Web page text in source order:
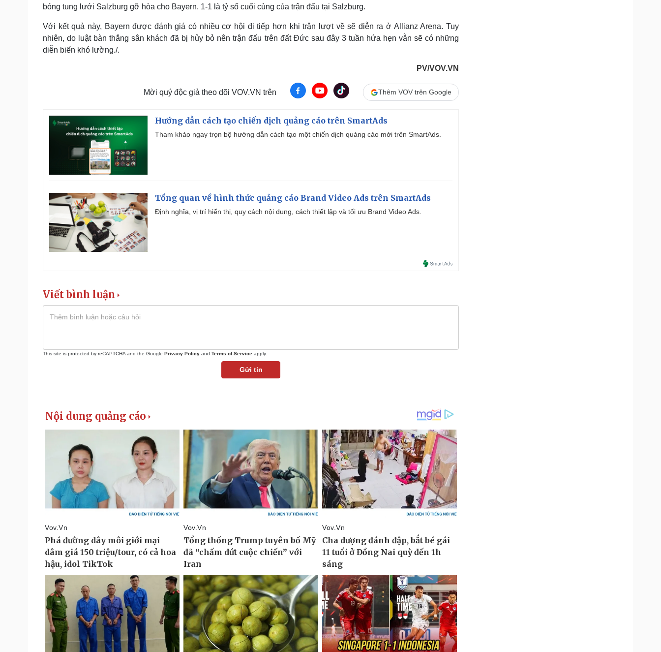
bóng tung lưới Salzburg gỡ hòa cho Bayern. 1-1 là tỷ số cuối cùng của trận đấu tại Salzburg.
Với kết quả này, Bayern được đánh giá có nhiều cơ hội đi tiếp hơn khi trận lượt về sẽ diễn ra ở Allianz Arena. Tuy
nhiên, do luật bàn thắng sân khách đã bị hủy bỏ nên trận đấu trên đất Đức sau đây 3 tuần hứa hẹn vẫn sẽ có những
diễn biến khó lường./.
PV/VOV.VN
Mời quý độc giả theo dõi VOV.VN trên Thêm VOV trên Google
Hướng dẫn cách tạo chiến dịch quảng cáo trên SmartAds
Tham khảo ngay trọn bộ hướng dẫn cách tạo một chiến dịch quảng cáo mới trên SmartAds.
Tổng quan về hình thức quảng cáo Brand Video Ads trên SmartAds
Định nghĩa, vị trí hiển thị, quy cách nội dung, cách thiết lập và tối ưu Brand Video Ads.
Viết bình luận
This site is protected by reCAPTCHA and the Google Privacy Policy and Terms of Service apply.
Gửi tin